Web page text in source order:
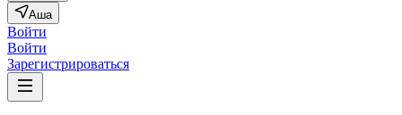
Аша
Войти
Войти
Зарегистрироваться